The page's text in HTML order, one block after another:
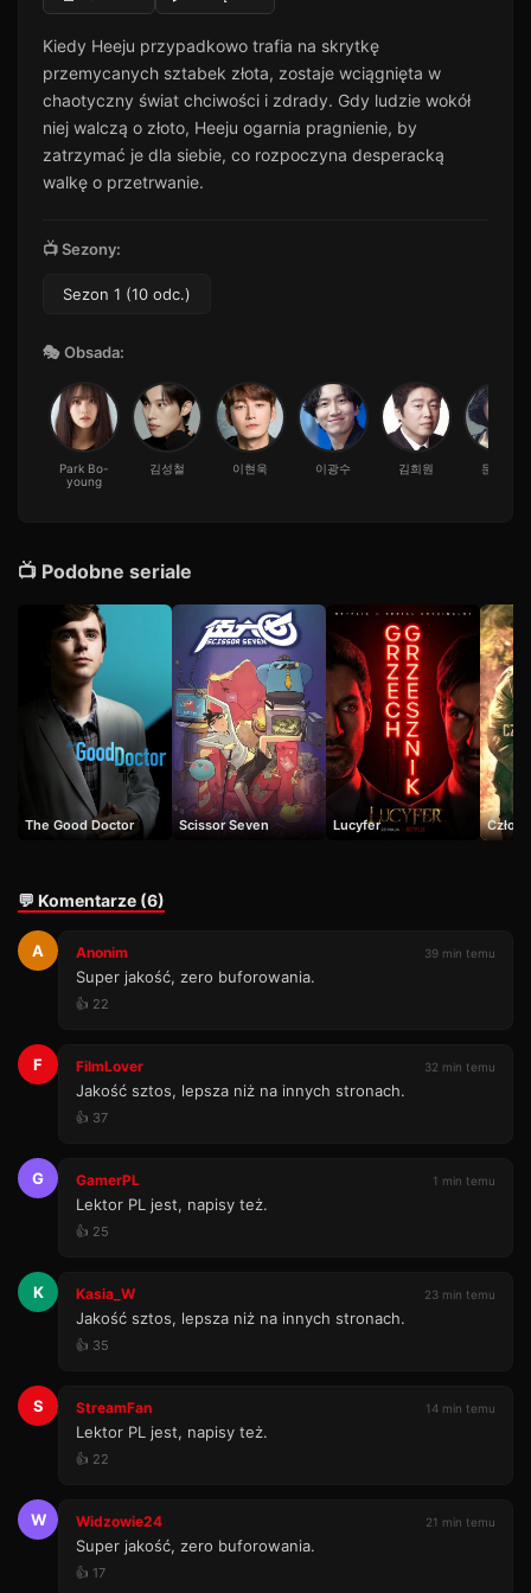
Kiedy Heeju przypadkowo trafia na skrytkę
przemycanych sztabek złota, zostaje wciągnięta w
chaotyczny świat chciwości i zdrady. Gdy ludzie wokół
niej walczą o złoto, Heeju ogarnia pragnienie, by
zatrzymać je dla siebie, co rozpoczyna desperacką
walkę o przetrwanie.
📺 Sezony:
Sezon 1 (10 odc.)
🎭 Obsada:
Park Bo-
young
김성철 이현욱 이광수 김희원 문정희
📺 Podobne seriale
The Good Doctor Scissor Seven Lucyfer
💬 Komentarze (6)
A Anonim 39 min temu
Super jakość, zero buforowania.
👍 22
F FilmLover 32 min temu
Jakość sztos, lepsza niż na innych stronach.
👍 37
G GamerPL 1 min temu
Lektor PL jest, napisy też.
👍 25
K Kasia_W 23 min temu
Jakość sztos, lepsza niż na innych stronach.
👍 35
S StreamFan 14 min temu
Lektor PL jest, napisy też.
👍 22
W Widzowie24 21 min temu
Super jakość, zero buforowania.
👍 17